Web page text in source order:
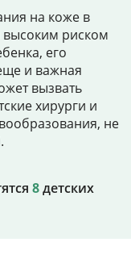
на коже в
высоким риском
его
и важная
вызвать
хирурги и
не
8детских